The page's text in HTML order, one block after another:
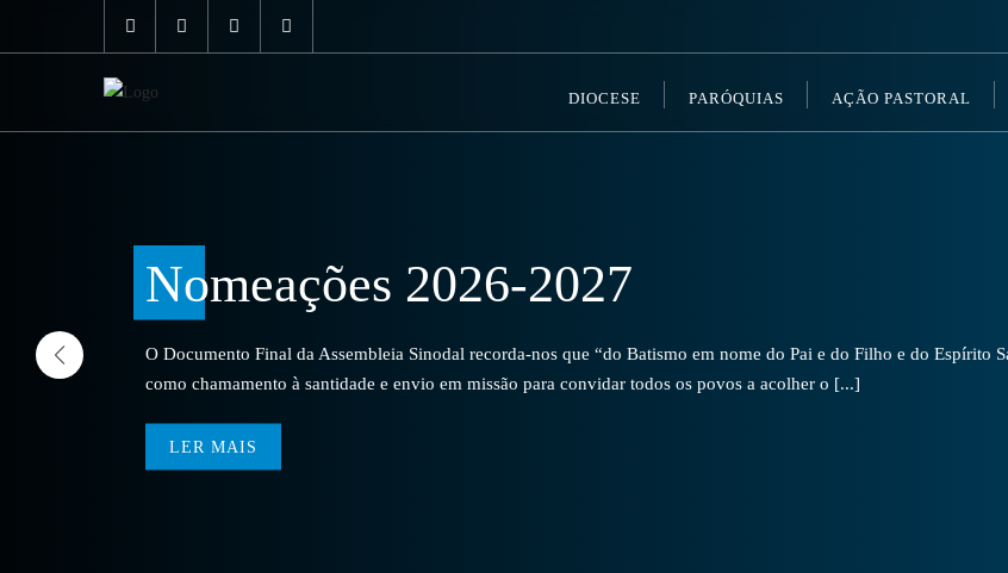
DIOCESE PARÓQUIAS AÇÃO PASTORAL
Nomeações 2026-2027
O Documento Final da Assembleia Sinodal recorda-nos que “do Batismo em nome do Pai e do Filho e do Espírito
como chamamento à santidade e envio em missão para convidar todos os povos a acolher o [...]
LER MAIS